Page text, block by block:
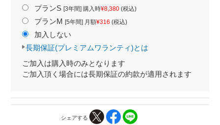
プランS [3年間] 購入時¥8,380(税込)
プランM [5年間] 月額¥316 (税込)
加入しない
長期保証(プレミアムワランティ)とは
ご加入は購入時のみとなります
ご加入頂く場合には長期保証の約款が適用されます
シェアする